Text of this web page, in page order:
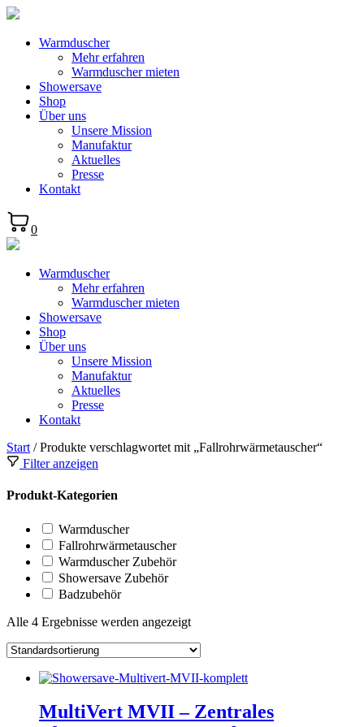
Warmduscher
Mehr erfahren
Warmduscher mieten
Showersave
Shop
Über uns
Unsere Mission
Manufaktur
Aktuelles
Presse
Kontakt
0
Warmduscher
Mehr erfahren
Warmduscher mieten
Showersave
Shop
Über uns
Unsere Mission
Manufaktur
Aktuelles
Presse
Kontakt
Start / Produkte verschlagwortet mit „Fallrohrwärmetauscher“
Filter anzeigen
Produkt-Kategorien
Warmduscher
Fallrohrwärmetauscher
Warmduscher Zubehör
Showersave Zubehör
Badzubehör
Alle 4 Ergebnisse werden angezeigt
MultiVert MVII – Zentrales